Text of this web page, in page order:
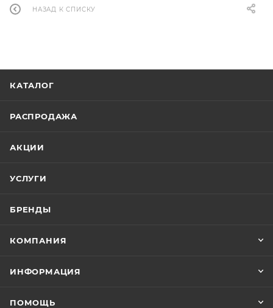
НАЗАД К СПИСКУ
КАТАЛОГ
РАСПРОДАЖА
АКЦИИ
УСЛУГИ
БРЕНДЫ
КОМПАНИЯ
ИНФОРМАЦИЯ
ПОМОЩЬ